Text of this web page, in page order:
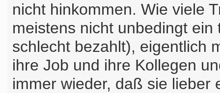
nicht hinkommen. Wie viele
meistens nicht unbedingt
schlecht bezahlt), eigentlich
ihre Job und ihre Kollegen
immer wieder, daß sie lieber